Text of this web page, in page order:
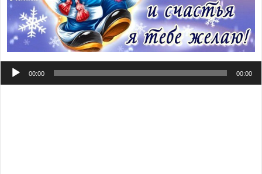
Аудиоплеер
00:00 00:00